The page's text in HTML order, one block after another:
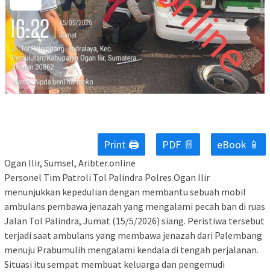
Print 🖨 PDF 📄 eBook 📱
Ogan Ilir, Sumsel, Aribter.online
Personel Tim Patroli Tol Palindra Polres Ogan Ilir
menunjukkan kepedulian dengan membantu sebuah mobil
ambulans pembawa jenazah yang mengalami pecah ban di ruas
Jalan Tol Palindra, Jumat (15/5/2026) siang. Peristiwa tersebut
terjadi saat ambulans yang membawa jenazah dari Palembang
menuju Prabumulih mengalami kendala di tengah perjalanan.
Situasi itu sempat membuat keluarga dan pengemudi